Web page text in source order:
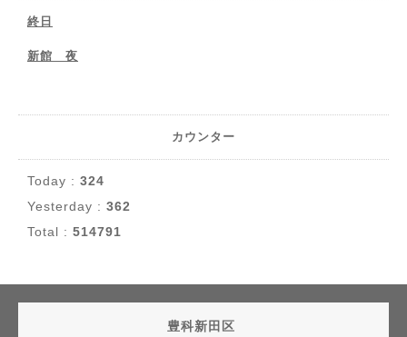
終日
新館 夜
カウンター
Today : 324
Yesterday : 362
Total : 514791
豊科新田区